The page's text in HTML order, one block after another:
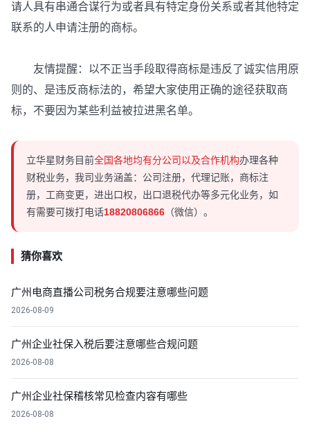
请人具有串通合谋行为或者具有特定身份关系或者其他特定
联系的人申请注册的商标。
友情提醒：以不正当手段取得商标是违反了诚实信用原
则的、是违反商标法的，希望大家使用正确的途径获取商
标，不要因为某些利益被拉进黑名单。
立华星财务目前全国各地均有分公司以及合作机构办理各种
财税业务，我司业务涵盖：公司注册，代理记账，商标注
册，工商变更，进出口权，出口退税代办等多元化业务，如
有需要可拨打电话18820806866 （微信）。
猜你喜欢
广州电商直播公司税务合规要注意哪些问题
2026-08-09
广州企业社保入税后要注意哪些合规问题
2026-08-08
广州企业社保稽核常见检查内容有哪些
2026-08-08